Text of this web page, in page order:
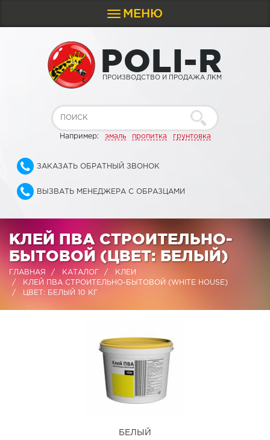
Toggle
navigation
МЕНЮ
POLI-R
ПРОИЗВОДСТВО И ПРОДАЖА ЛКМ
Например: эмаль пропитка грунтовка
ЗАКАЗАТЬ ОБРАТНЫЙ ЗВОНОК
ВЫЗВАТЬ МЕНЕДЖЕРА С ОБРАЗЦАМИ
КЛЕЙ ПВА СТРОИТЕЛЬНО-
БЫТОВОЙ (ЦВЕТ: БЕЛЫЙ)
ГЛАВНАЯ КАТАЛОГ
КЛЕИ
КЛЕЙ ПВА СТРОИТЕЛЬНО-БЫТОВОЙ (WHITE HOUSE)
ЦВЕТ: БЕЛЫЙ 10 КГ
БЕЛЫЙ